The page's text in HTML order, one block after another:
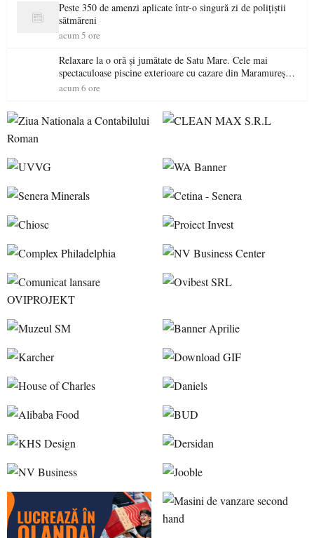
Peste 350 de amenzi aplicate într-o singură zi de polițiștii
sătmăreni
acum 5 ore
Relaxare la o oră și jumătate de Satu Mare. Cele mai
spectaculoase piscine exterioare cu cazare din Maramureș,
ideale pentru o escapadă de vară
acum 6 ore